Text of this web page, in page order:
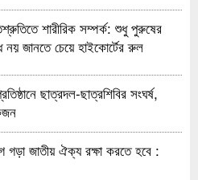
শারীরিক সম্পর্ক: শুধু পুরুষের
জানতে চেয়ে হাইকোর্টের রুল
ছাত্রদল-ছাত্রশিবির সংঘর্ষ,
গড়া জাতীয় ঐক্য রক্ষা করতে হবে :